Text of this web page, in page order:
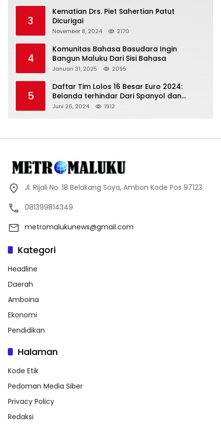
3
Kematian Drs. Piet Sahertian Patut
Dicurigai
November 8, 2024 2170
4
Komunitas Bahasa Basudara Ingin
Bangun Maluku Dari Sisi Bahasa
Januari 31, 2025 2095
5
Daftar Tim Lolos 16 Besar Euro 2024:
Belanda terhindar Dari Spanyol dan
Ingriss, Prancis Bertemu Belgia
Juni 26, 2024 1912
Jl. Rijali No. 18 Belakang Soya, Ambon Kode Pos 97123
081399814349
metromalukunews@gmail.com
Kategori
Headline
Daerah
Amboina
Ekonomi
Pendidikan
Halaman
Kode Etik
Pedoman Media Siber
Privacy Policy
Redaksi